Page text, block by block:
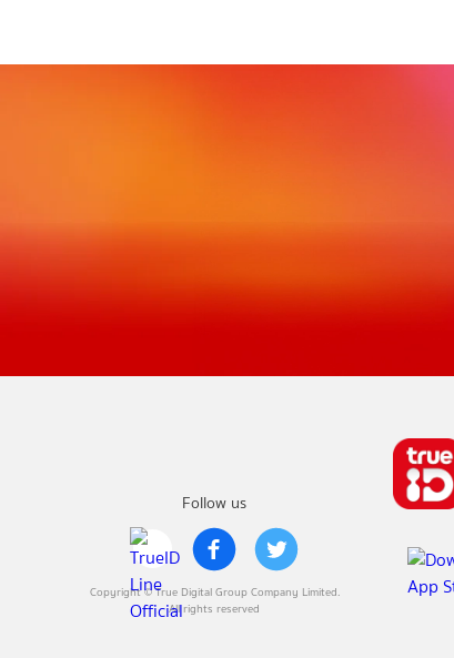
Follow us
Copyright © True Digital Group Company Limited.
All rights reserved